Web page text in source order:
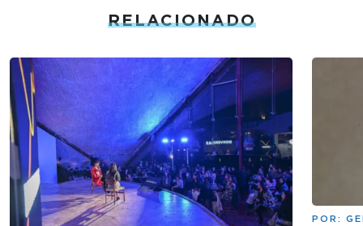
RELACIONADO
POR: